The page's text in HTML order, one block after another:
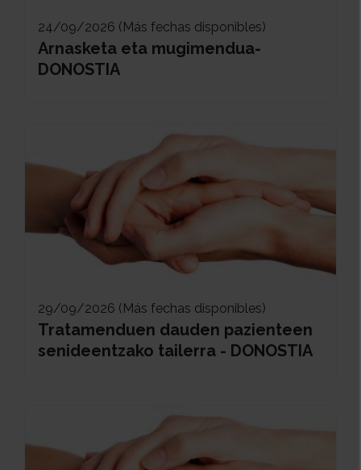
24/09/2026 (Más fechas disponibles)
Arnasketa eta mugimendua-
DONOSTIA
29/09/2026 (Más fechas disponibles)
Tratamenduen dauden pazienteen
senideentzako tailerra - DONOSTIA